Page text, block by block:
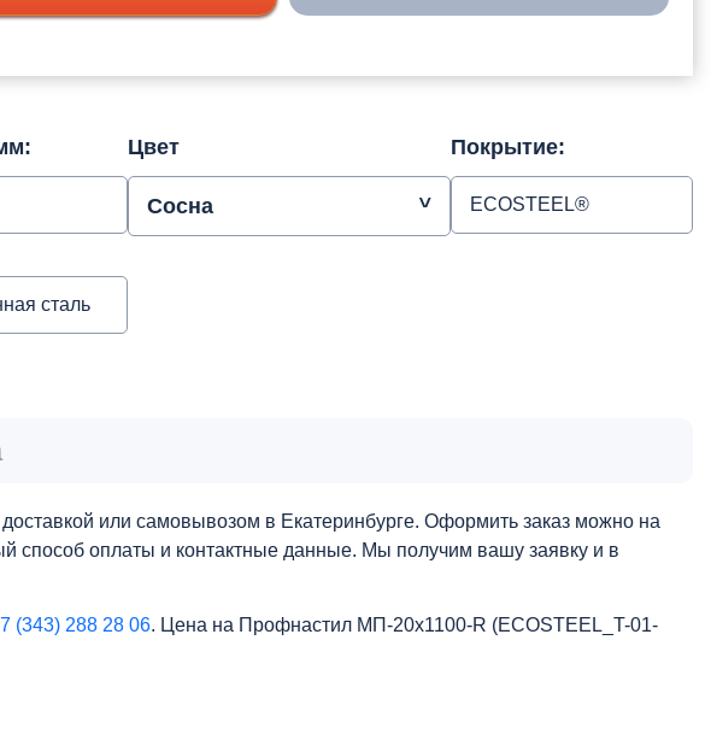
Цвет
Сосна
Покрытие:
ECOSTEEL®
сталь
или самовывозом в Екатеринбурге. Оформить заказ можно на
способ оплаты и контактные данные. Мы получим вашу заявку и в
(343) 288 28 06. Цена на Профнастил МП-20x1100-R (ECOSTEEL_T-01-